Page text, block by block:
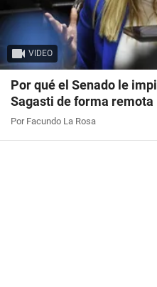
VIDEO
Por qué el Senado le
Sagasti de forma remota
Por Facundo La Rosa